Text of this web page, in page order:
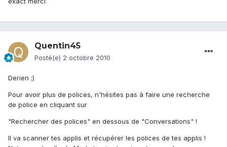
Quentin45
Posté(e) 2 octobre 2010
Derien ;)
Pour avoir plus de polices, n'hésites pas à faire une recherche
de police en cliquant sur
"Rechercher des polices" en dessous de "Conversations" !
Il va scanner tes applis et récupérer les polices de tes applis !